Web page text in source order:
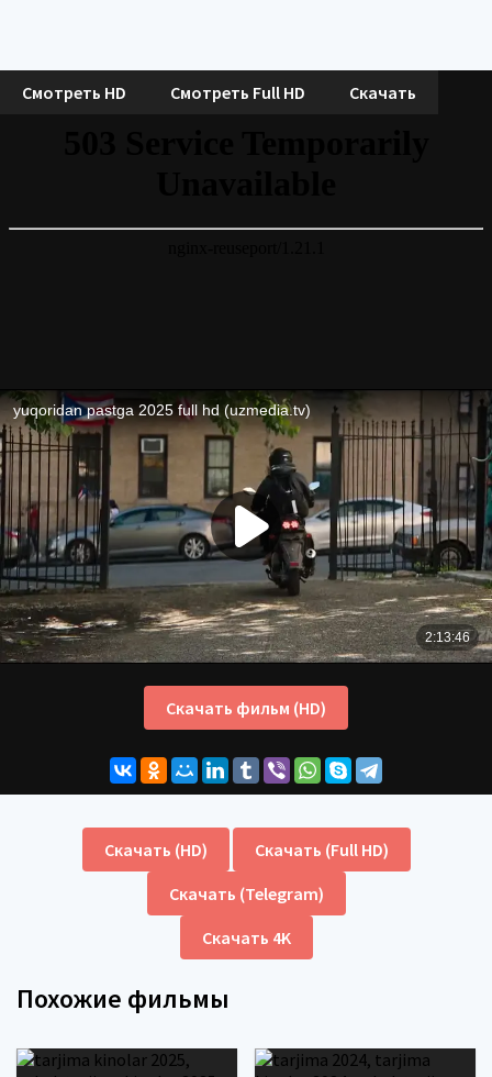
Смотреть HD Смотреть Full HD Скачать
Скачать фильм (HD)
Скачать (HD)
Скачать (Full HD)
Скачать (Telegram)
Скачать 4K
Похожие фильмы